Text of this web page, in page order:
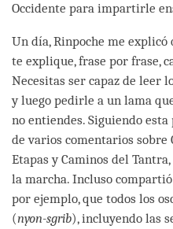
Occidente para impartirle
Un día, Rinpoche me
te explique, frase por frase,
Necesitas ser capaz de leer
y luego pedirle a un lama
no entiendes. Siguiendo
de varios comentarios sobre
Etapas y Caminos del
la marcha. Incluso
por ejemplo, que todos los
(nyon-sgrib), incluyendo las